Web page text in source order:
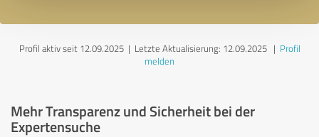
Profil aktiv seit 12.09.2025 | Letzte Aktualisierung: 12.09.2025| Profil
melden
Mehr Transparenz und Sicherheit bei der
Expertensuche